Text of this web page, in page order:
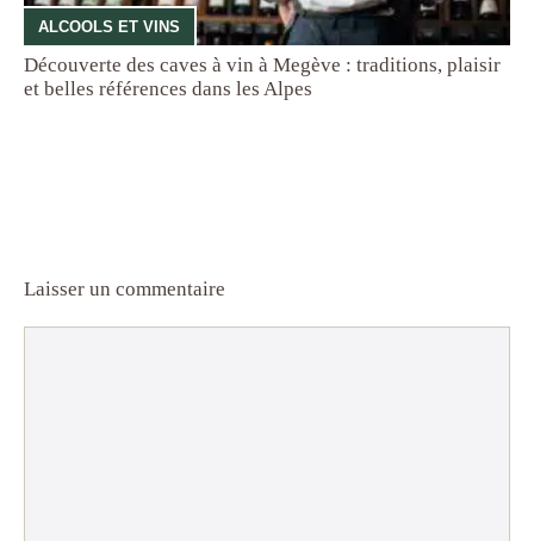
ALCOOLS ET VINS
Découverte des caves à vin à Megève : traditions, plaisir
et belles références dans les Alpes
Laisser un commentaire